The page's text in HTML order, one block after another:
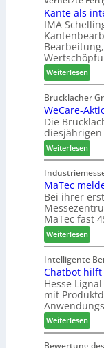
e
i
n
e
G
e
s
c
h
ä
f
t
s
f
ü
h
r
e
r
M
z
i
e
h
t
B
i
l
a
n
z
i
n
I
t
a
l
i
e
n
Kante als
IMA
Weiterlesen:
K
a
n
t
e
l
s
i
n
t
e
g
r
i
e
r
t
e
s
S
y
Brucklacher
WeCare-
Die
diesjährigen
Weiterlesen:
W
e
C
a
r
e
-
A
k
t
i
o
n
s
w
o
MaTec
Bei ihrer
MaTec fast
Weiterlesen:
M
a
T
e
c
m
e
l
d
Intelligente
Chatbot hilft
Hesse
mit
Weiterlesen:
C
h